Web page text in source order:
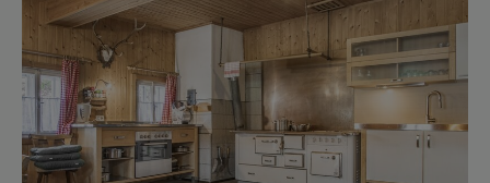
Ferienhaus am Bergbauernhof
Ehemaliger Bergbauernhof
Hütte ist wintertauglich
Am Betrieb